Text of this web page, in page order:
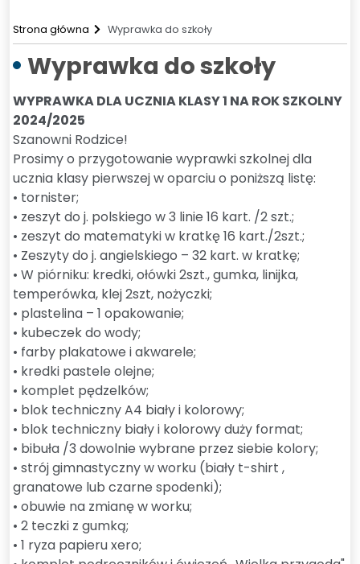
Strona główna Wyprawka do szkoły
Wyprawka do szkoły
WYPRAWKA DLA UCZNIA KLASY 1 NA ROK SZKOLNY
2024/2025
Szanowni Rodzice!
Prosimy o przygotowanie wyprawki szkolnej dla
ucznia klasy pierwszej w oparciu o poniższą listę:
• tornister;
• zeszyt do j. polskiego w 3 linie 16 kart. /2 szt.;
• zeszyt do matematyki w kratkę 16 kart./2szt.;
• Zeszyty do j. angielskiego – 32 kart. w kratkę;
• W piórniku: kredki, ołówki 2szt., gumka, linijka,
temperówka, klej 2szt, nożyczki;
• plastelina – 1 opakowanie;
• kubeczek do wody;
• farby plakatowe i akwarele;
• kredki pastele olejne;
• komplet pędzelków;
• blok techniczny A4 biały i kolorowy;
• blok techniczny biały i kolorowy duży format;
• bibuła /3 dowolnie wybrane przez siebie kolory;
• strój gimnastyczny w worku (biały t-shirt ,
granatowe lub czarne spodenki);
• obuwie na zmianę w worku;
• 2 teczki z gumką;
• 1 ryza papieru xero;